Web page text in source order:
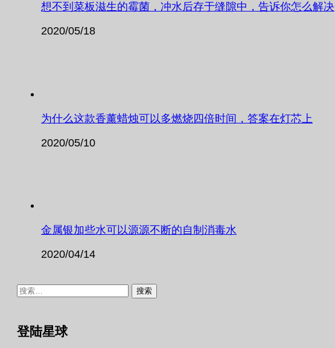
想不到菜板滋生的霉菌，冲水后存于缝隙中，告诉你怎么解决
2020/05/18
为什么这款香薰蜡烛可以多燃烧四倍时间，答案在灯芯上
2020/05/10
金属银加些水可以源源不断的自制消毒水
2020/04/14
搜
登陆星球